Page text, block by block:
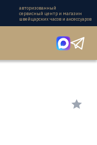
авторизованный
сервисный центр и магазин
швейцарских часов и аксессуаров